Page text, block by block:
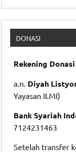
DONASI
Rekening Donasi
a.n. Diyah
Yayasan ILMI)
Bank Syariah
7124231463
Setelah transfer